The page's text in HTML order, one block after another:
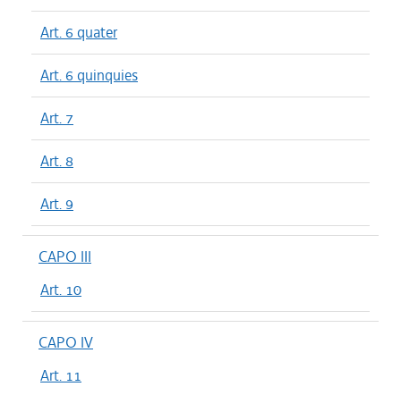
Art. 6 quater
Art. 6 quinquies
Art. 7
Art. 8
Art. 9
CAPO III
Art. 10
CAPO IV
Art. 11